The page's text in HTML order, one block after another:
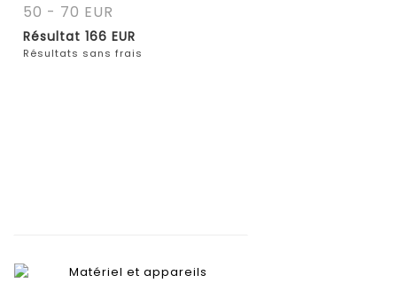
50 - 70 EUR
Résultat 166 EUR
Résultats sans frais